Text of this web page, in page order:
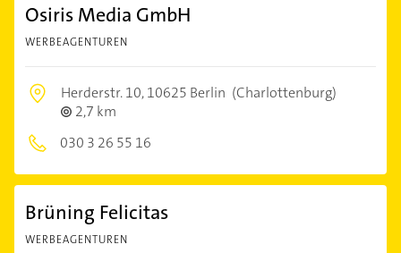
Osiris Media GmbH
WERBEAGENTUREN
Herderstr. 10,10625 Berlin (Charlottenburg)
2,7 km
030 3 26 55 16
Brüning Felicitas
WERBEAGENTUREN